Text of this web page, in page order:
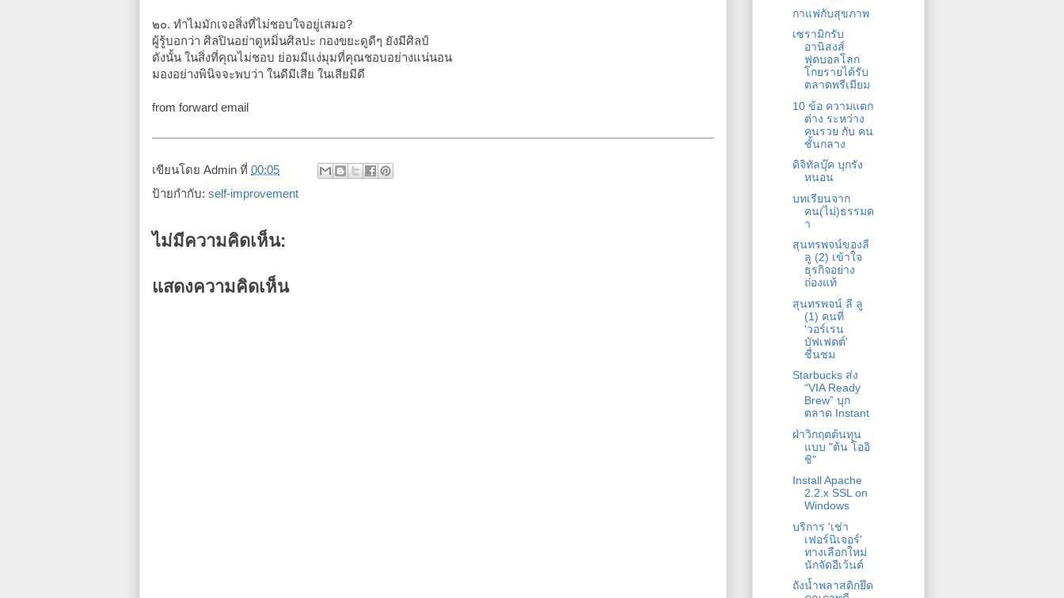
๒๐. ทำไมมักเจอสิ่งที่ไม่ชอบใจอยู่เสมอ?
ผู้รู้บอกว่า ศิลปินอย่าดูหมิ่นศิลปะ กองขยะดูดีๆ ยังมีศิลป์
ดังนั้น ในสิ่งที่คุณไม่ชอบ ย่อมมีแง่มุมที่คุณชอบอย่างแน่นอน
มองอย่างพินิจจะพบว่า ในดีมีเสีย ในเสียมีดี
from forward email
เขียนโดย Admin ที่ 00:05
ป้ายกำกับ: self-improvement
ไม่มีความคิดเห็น:
แสดงความคิดเห็น
กาแฟกับสุขภาพ
เซรามิกรับ
อานิสงส์
ฟุตบอลโลก
โกยรายได้รับ
ตลาดพรีเมียม
10 ข้อ ความแตก
ต่าง ระหว่าง
คนรวย กับ คน
ชั้นกลาง
ดิจิทัลบุ๊ค บุกรัง
หนอน
บทเรียนจาก
คน(ไม่)ธรรมด
า
สุนทรพจน์ของลี
ลู (2) เข้าใจ
ธุรกิจอย่าง
ถ่องแท้
สุนทรพจน์ ลี ลู
(1) คนที่
'วอร์เรน
บัฟเฟตต์'
ชื่นชม
Starbucks ส่ง
“VIA Ready
Brew” บุก
ตลาด Instant
ฝ่าวิกฤตต้นทุน
แบบ "ต้น โออิ
ชิ"
Install Apache
2.2.x SSL on
Windows
บริการ 'เช่า
เฟอร์นิเจอร์'
ทางเลือกใหม่
นักจัดอีเว้นต์
ถังน้ำพลาสติกยึด